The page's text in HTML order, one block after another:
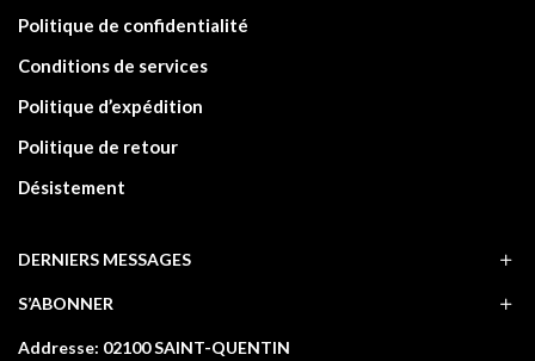
Politique de confidentialité
Conditions de services
Politique d’expédition
Politique de retour
Désistement
DERNIERS MESSAGES
S’ABONNER
Addresse: 02100 SAINT-QUENTIN